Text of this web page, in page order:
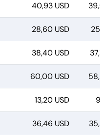
40,93 USD
28,60 USD
38,40 USD
60,00 USD
13,20 USD
36,46 USD